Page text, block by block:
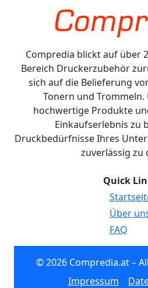
Compredia blickt auf über
Bereich Druckerzubehör
sich auf die Belieferung
Tonern und Trommeln.
hochwertige Produkte
Einkaufserlebnis zu
Druckbedürfnisse Ihres
zuverlässig zu
Quick
Über
FAQ
© 2026 Compredia.at –
Impressum